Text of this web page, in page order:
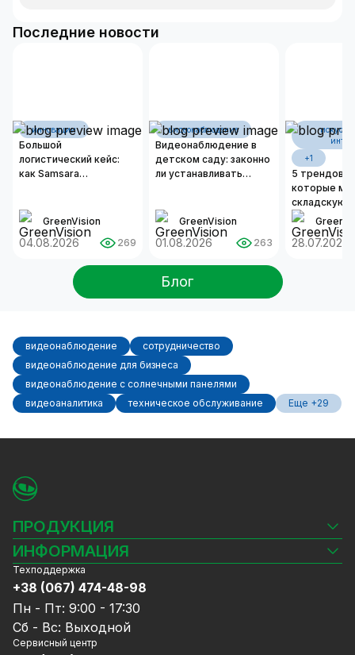
Последние новости
инновации
Большой
логистический кейс:
как Samsara
автопарков
GreenVision
04.08.2026 269
видеонаблюдение
Видеонаблюдение в
детском саду: законно
ли устанавливать
надежную систему
безопасности?
GreenVision
01.08.2026 263
+1
5 трендов
которые
складскую
2026 году
28.07.2026
Блог
видеонаблюдение
сотрудничество
видеонаблюдение для бизнеса
видеонаблюдение с солнечными панелями
видеоаналитика
техническое обслуживание Еще +29
ПРОДУКЦИЯ
Камеры видеонаблюдения
Видеорегистраторы
Комплекты видеонаблюдения
СКУД
Источники питания
Сетевое оборудование
ИНФОРМАЦИЯ
Блог
Доставка и оплата
Гарантия и Сервисное обслуживание
Политика конфиденциальности
Договор публичной оферты
Техподдержка
+38 (067) 474-48-98
Пн - Пт: 9:00 - 17:30
Сб - Вс: Выходной
Сервисный центр